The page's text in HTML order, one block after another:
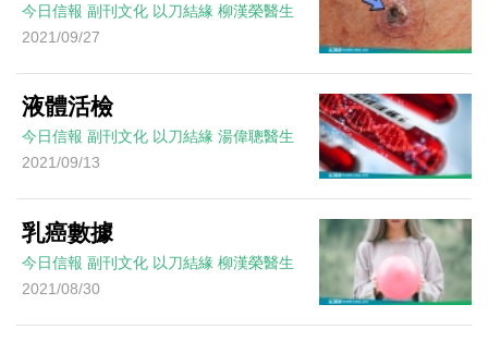
今日信報 副刊文化 以刀結緣 柳漢榮醫生
2021/09/27
液體活檢
今日信報 副刊文化 以刀結緣 湯偉聰醫生
2021/09/13
乳癌數據
今日信報 副刊文化 以刀結緣 柳漢榮醫生
2021/08/30